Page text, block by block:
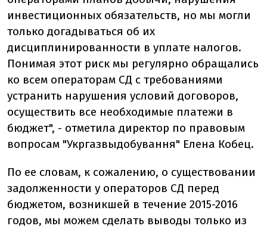
инвестиционных обязательств, но мы могли
только догадываться об их
дисциплинированности в уплате налогов.
Понимая этот риск мы регулярно обращались
ко всем операторам СД с требованиями
устранить нарушения условий договоров,
осуществить все необходимые платежи в
бюджет", - отметила директор по правовым
вопросам "Укргазвыдобування" Елена Кобец.
По ее словам, к сожалению, о существовании
задолженности у операторов СД перед
бюджетом, возникшей в течение 2015-2016
годов, мы можем сделать выводы только из